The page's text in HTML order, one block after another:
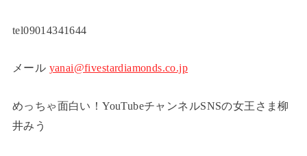
tel09014341644
メール yanai@fivestardiamonds.co.jp
めっちゃ面白い！YouTubeチャンネルSNSの女王さま柳
井みう